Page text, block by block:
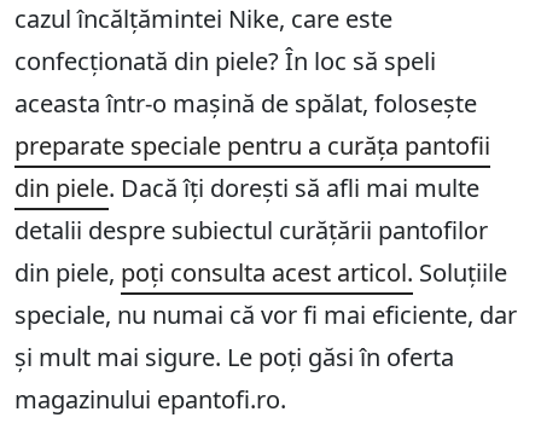
cazul încălțămintei Nike, care este
confecționată din piele? În loc să speli
aceasta într-o mașină de spălat, folosește
preparate speciale pentru a curăța pantofii
din piele. Dacă îți dorești să afli mai multe
detalii despre subiectul curățării pantofilor
din piele, poți consulta acest articol. Soluțiile
speciale, nu numai că vor fi mai eficiente, dar
și mult mai sigure. Le poți găsi în oferta
magazinului epantofi.ro.